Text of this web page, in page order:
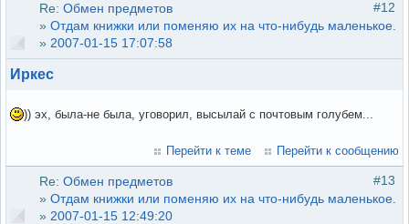
#12
Re: Обмен предметов
» Отдам книжки или поменяю их на что-нибудь маленькое.
» 2007-01-15 17:07:58
Иркес
)) эх, была-не была, уговорил, высылай с почтовым голубем...
Перейти к теме Перейти к сообщению
#13
Re: Обмен предметов
» Отдам книжки или поменяю их на что-нибудь маленькое.
» 2007-01-15 12:49:20